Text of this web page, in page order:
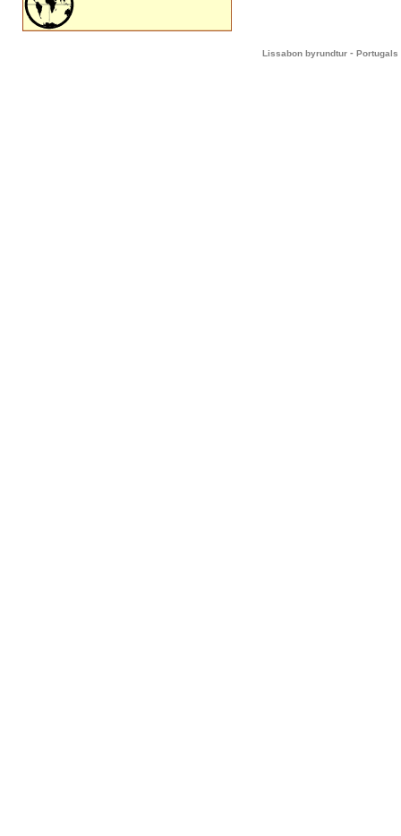
Lissabon byrundtur - Portugals